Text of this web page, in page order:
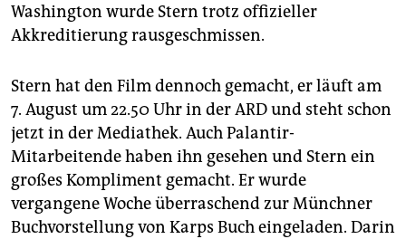
Washington wurde Stern trotz offizieller
Akkreditierung rausgeschmissen.
Stern hat den Film dennoch gemacht, er läuft am
7. August um 22.50 Uhr in der ARD und steht schon
jetzt in der Mediathek. Auch Palantir-
Mitarbeitende haben ihn gesehen und Stern ein
großes Kompliment gemacht. Er wurde
vergangene Woche überraschend zur Münchner
Buchvorstellung von Karps Buch eingeladen. Darin